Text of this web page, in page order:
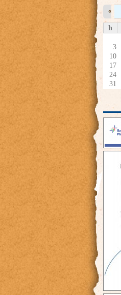
«
h
3
10
17
24
31